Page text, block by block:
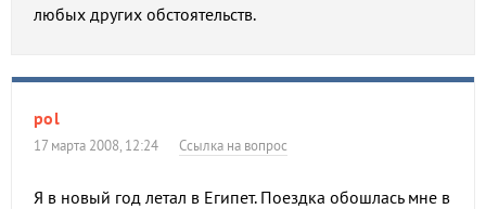
любых других обстоятельств.
pol
17 марта 2008, 12:24 Ссылка на вопрос
Я в новый год летал в Египет. Поездка обошлась мне в